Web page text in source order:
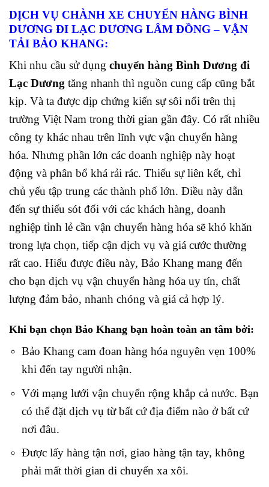
DỊCH VỤ CHÀNH XE CHUYỂN HÀNG BÌNH
DƯƠNG ĐI LẠC DƯƠNG LÂM ĐỒNG– VẬN
TẢI BẢO KHANG:
Khi nhu cầu sử dụng chuyển hàng Bình Dương đi
Lạc Dương tăng nhanh thì nguồn cung cấp cũng bắt
kịp. Và ta được dịp chứng kiến sự sôi nổi trên thị
trường Việt Nam trong thời gian gần đây. Có rất nhiều
công ty khác nhau trên lĩnh vực vận chuyển hàng
hóa. Nhưng phần lớn các doanh nghiệp này hoạt
động và phân bổ khá rải rác. Thiếu sự liên kết, chỉ
chủ yếu tập trung các thành phố lớn. Điều này dẫn
đến sự thiếu sót đối với các khách hàng, doanh
nghiệp tỉnh lẻ cần vận chuyển hàng hóa sẽ khó khăn
trong lựa chọn, tiếp cận dịch vụ và giá cước thường
rất cao. Hiểu được điều này, Bảo Khang mang đến
cho bạn dịch vụ vận chuyển hàng hóa uy tín, chất
lượng đảm bảo, nhanh chóng và giá cả hợp lý.
Khi bạn chọn Bảo Khang bạn hoàn toàn an tâm bởi:
Bảo Khang cam đoan hàng hóa nguyên vẹn 100%
khi đến tay người nhận.
Với mạng lưới vận chuyển rộng khắp cả nước. Bạn
có thể đặt dịch vụ từ bất cứ địa điểm nào ở bất cứ
nơi đâu.
Được lấy hàng tận nơi, giao hàng tận tay, không
phải mất thời gian di chuyển xa xôi.